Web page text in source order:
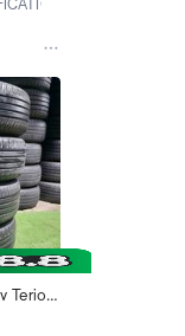
HSR
Terios